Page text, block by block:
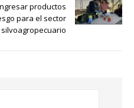
productos
para el sector
silvoagropecuario